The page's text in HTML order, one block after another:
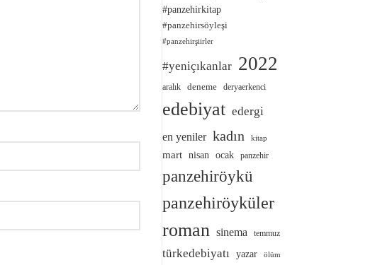
#panzehirkitap
#panzehirsöyleşi
#panzehirşiirler
#yeniçıkanlar 2022
aralık deneme deryaerkenci
edebiyat edergi
en yeniler kadın kitap
mart nisan ocak panzehir
panzehiröykü
panzehiröyküler
roman sinema temmuz
türkedebiyatı yazar ölüm